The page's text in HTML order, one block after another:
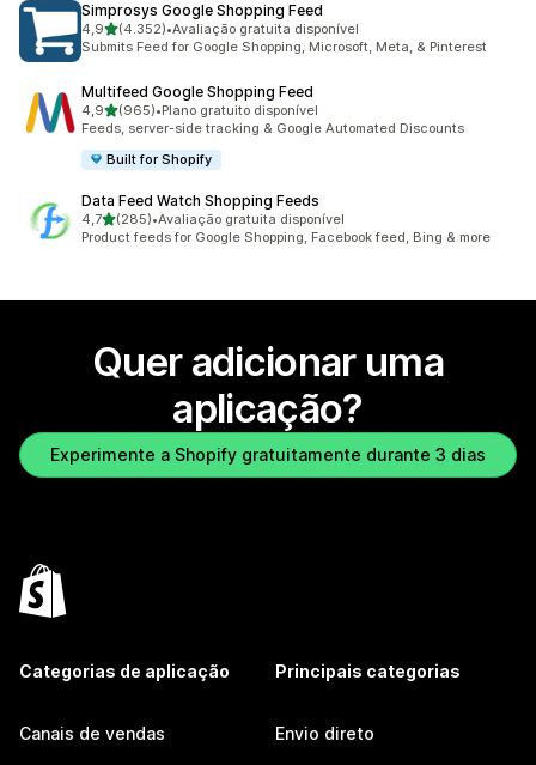
Simprosys Google Shopping Feed
4,9de 5 estrelas
(4.352)
4352 total de avaliações
•Avaliação gratuita disponível
Submits Feed for Google Shopping, Microsoft, Meta, & Pinterest
Multifeed Google Shopping Feed
4,9de 5 estrelas
(965)
965 total de avaliações
•Plano gratuito disponível
Feeds, server-side tracking & Google Automated Discounts
Built for Shopify
Data Feed Watch Shopping Feeds
4,7de 5 estrelas
(285)
285 total de avaliações
•Avaliação gratuita disponível
Product feeds for Google Shopping, Facebook feed, Bing & more
Quer adicionar uma
aplicação?
Experimente a Shopify gratuitamente durante 3 dias
Categorias de aplicação
Canais de vendas
Principais categorias
Envio direto